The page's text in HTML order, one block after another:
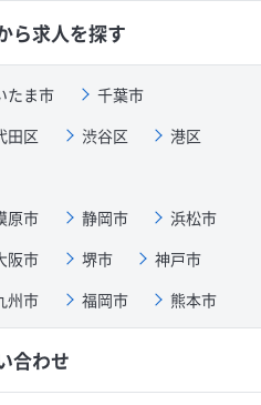
ら求人を探す
たま市
千葉市
田区 渋谷区
港区
原市 静岡市
浜松市
阪市 堺市
神戸市
州市 福岡市 熊本市
合わせ